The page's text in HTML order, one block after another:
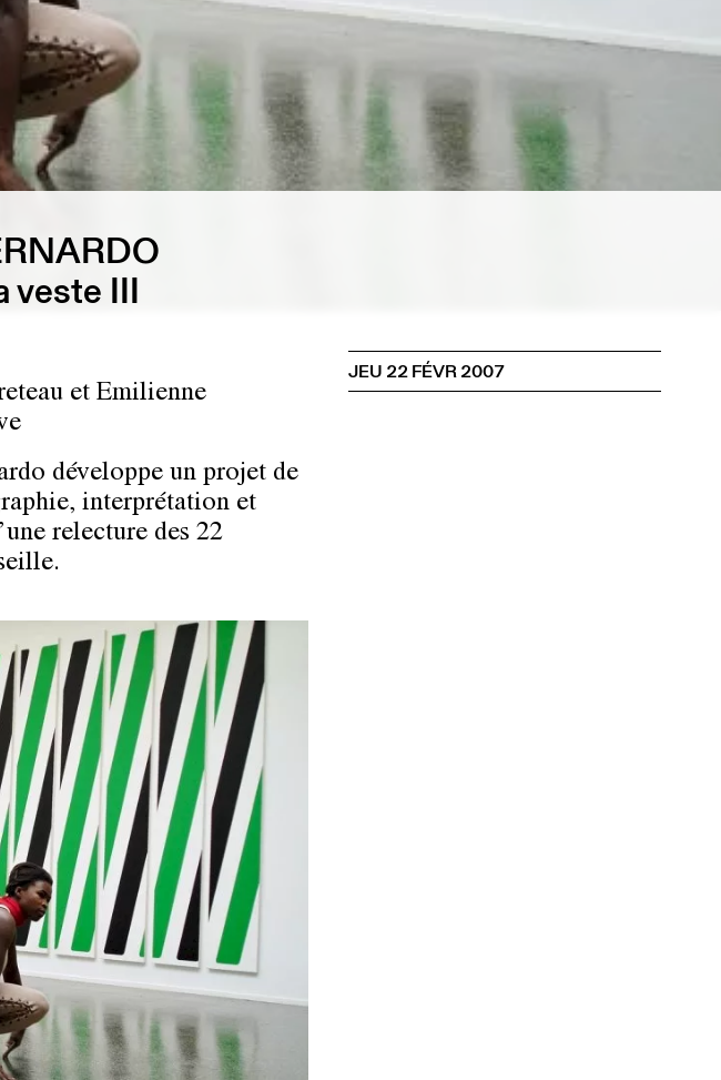
veste III
et Emilienne
développe un projet de
interprétation et
relecture des 22
JEU 22 FÉVR 2007